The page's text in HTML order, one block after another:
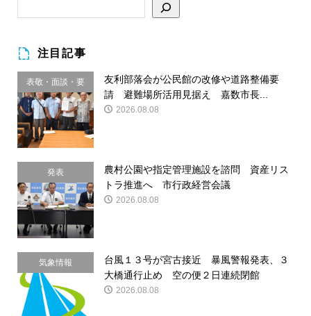
注目記事
表敬・面談・要
請
友利部落会が公民館の改修や道路整備要
請 避難場所活用見据え 嘉数市長...
2026.08.08
発表
農村公園や指定管理施設を諮問 資産リス
トラ推進へ 市行政経営会議
2026.08.08
気象情報
台風１３号が宮古接近 暴風警報発表、３
大橋通行止め 空の便２日連続閉館
2026.08.08